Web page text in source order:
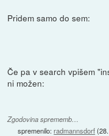
Pridem samo do sem:
Če pa v search vpišem
ni možen:
Zgodovina sprememb…
spremenilo:radmannsdorf(